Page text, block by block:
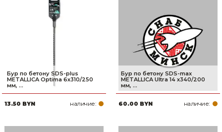
Бур по бетону SDS-plus
METALLICA Optima 6х310/250
мм, ...
13.50 BYN наличие:
Бур по бетону SDS-max
METALLICA Ultra 14 х340/200
мм, ...
60.00 BYN наличие: